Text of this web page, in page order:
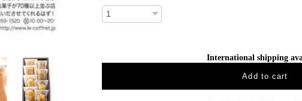
International shipping
Add to cart